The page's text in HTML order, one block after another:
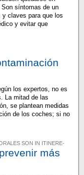
síntomas de un
y claves para que los
y evitar que
los expertos, no es
La mitad de las
se plantean medidas
de los coches; si no
SON IN ITINERE-
más